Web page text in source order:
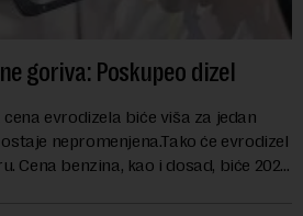
goriva: Poskupeo dizel
evrodizela biće viša za jedan
nepromenjena.Tako će evrodizel
Cena benzina, kao i dosad, biće 202